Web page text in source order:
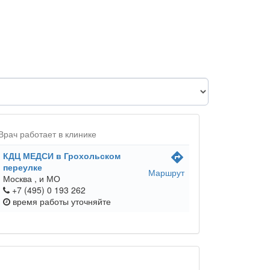
работает в клинике
КДЦ МЕДСИ в Грохольском
переулке
Москва , и МО
+7 (495) 0 193 262
время работы уточняйте
directions
Маршрут